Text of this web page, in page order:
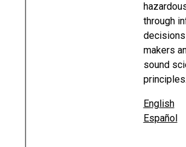
through
makers
sound
principles.
English
Español